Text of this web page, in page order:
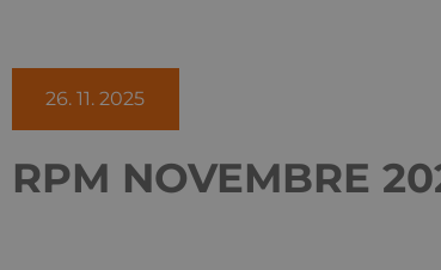
26. 11. 2025
RPM NOVEMBRE